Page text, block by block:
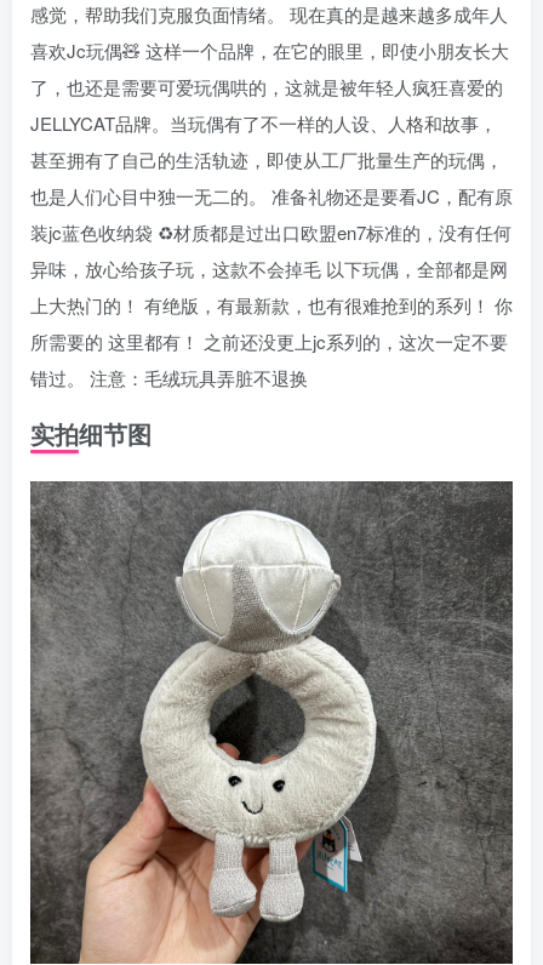
感觉，帮助我们克服负面情绪。 现在真的是越来越多成年人
喜欢Jc玩偶🧸 这样一个品牌，在它的眼里，即使小朋友长大
了，也还是需要可爱玩偶哄的，这就是被年轻人疯狂喜爱的
JELLYCAT品牌。当玩偶有了不一样的人设、人格和故事，
甚至拥有了自己的生活轨迹，即使从工厂批量生产的玩偶，
也是人们心目中独一无二的。 准备礼物还是要看JC，配有原
装jc蓝色收纳袋 ♻材质都是过出口欧盟en7标准的，没有任何
异味，放心给孩子玩，这款不会掉毛 以下玩偶，全部都是网
上大热门的！ 有绝版，有最新款，也有很难抢到的系列！ 你
所需要的 这里都有！ 之前还没更上jc系列的，这次一定不要
错过。 注意：毛绒玩具弄脏不退换
实拍细节图